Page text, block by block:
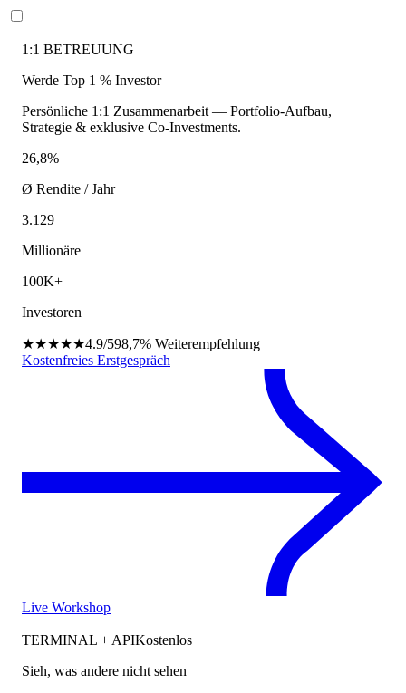
1:1 BETREUUNG
Werde Top 1 % Investor
Persönliche 1:1 Zusammenarbeit — Portfolio-Aufbau,
Strategie & exklusive Co-Investments.
26,8%
Ø Rendite / Jahr
3.129
Millionäre
100K+
Investoren
★★★★★4.9/598,7% Weiterempfehlung
Kostenfreies Erstgespräch
Live Workshop
TERMINAL + APIKostenlos
Sieh, was andere nicht sehen